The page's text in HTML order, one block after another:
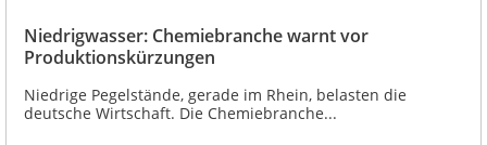
Niedrigwasser: Chemiebranche warnt vor
Produktionskürzungen
Niedrige Pegelstände, gerade im Rhein, belasten die
deutsche Wirtschaft. Die Chemiebranche...